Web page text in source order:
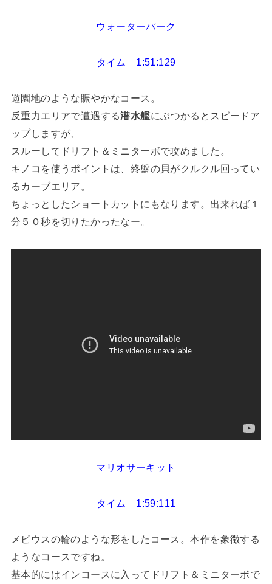
ウォーターパーク
タイム 1:51:129
遊園地のような賑やかなコース。
反重力エリアで遭遇する潜水艦にぶつかるとスピードア
ップしますが、
スルーしてドリフト＆ミニターボで攻めました。
キノコを使うポイントは、終盤の貝がクルクル回ってい
るカーブエリア。
ちょっとしたショートカットにもなります。出来れば１
分５０秒を切りたかったなー。
マリオサーキット
タイム 1:59:111
メビウスの輪のような形をしたコース。本作を象徴する
ようなコースですね。
基本的にはインコースに入ってドリフト＆ミニターボで